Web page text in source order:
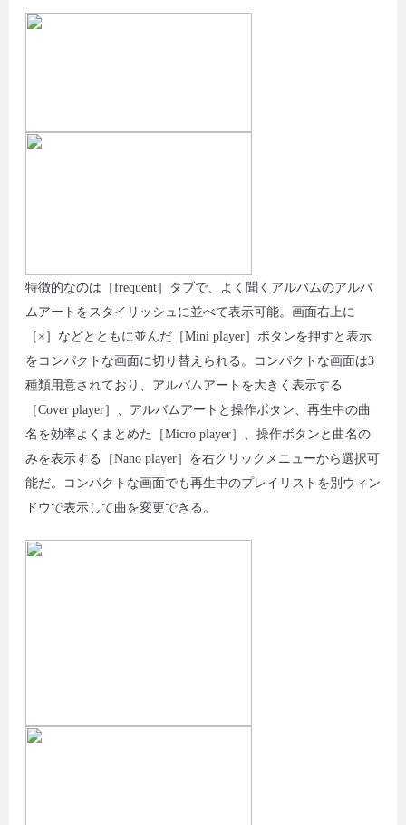
特徴的なのは［frequent］タブで、よく聞くアルバムのアルバ
ムアートをスタイリッシュに並べて表示可能。画面右上に
［×］などとともに並んだ［Mini player］ボタンを押すと表示
をコンパクトな画面に切り替えられる。コンパクトな画面は3
種類用意されており、アルバムアートを大きく表示する
［Cover player］、アルバムアートと操作ボタン、再生中の曲
名を効率よくまとめた［Micro player］、操作ボタンと曲名の
みを表示する［Nano player］を右クリックメニューから選択可
能だ。コンパクトな画面でも再生中のプレイリストを別ウィン
ドウで表示して曲を変更できる。